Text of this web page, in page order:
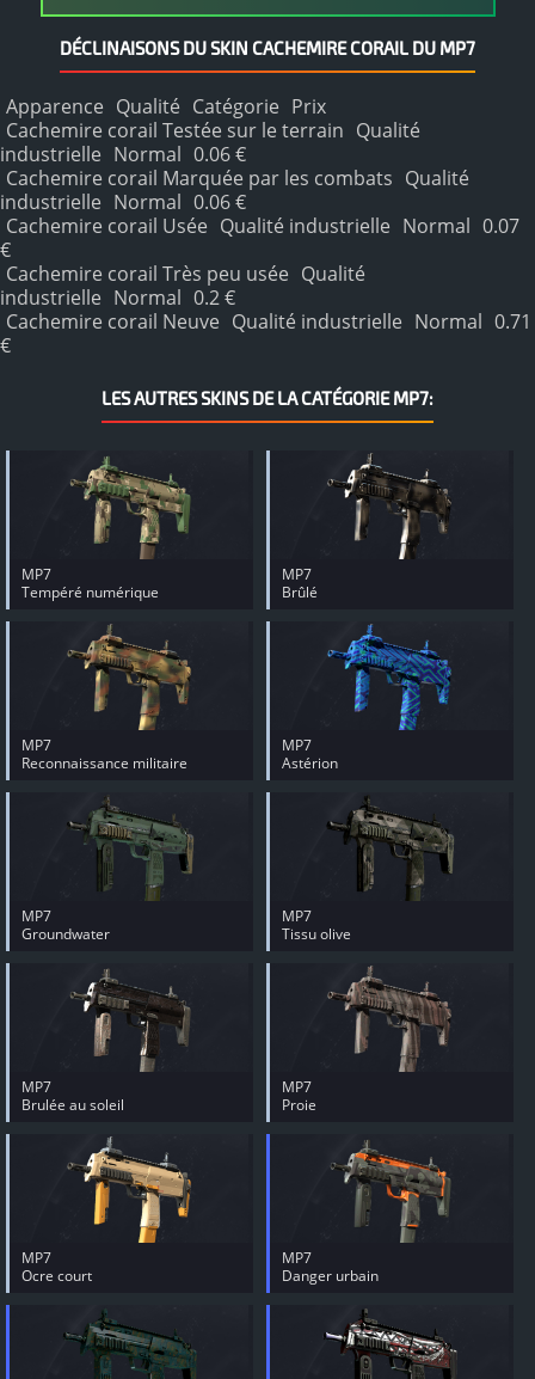
DÉCLINAISONS DU SKIN CACHEMIRE CORAIL DU MP7
Apparence Qualité Catégorie Prix
Cachemire corail Testée sur le terrain Qualité
industrielle Normal 0.06 €
Cachemire corail Marquée par les combats Qualité
industrielle Normal 0.06 €
Cachemire corail Usée Qualité industrielle Normal 0.07
€
Cachemire corail Très peu usée Qualité
industrielle Normal 0.2 €
Cachemire corail Neuve Qualité industrielle Normal 0.71
€
LES AUTRES SKINS DE LA CATÉGORIE MP7:
MP7
Tempéré numérique
MP7
Brûlé
MP7
Reconnaissance militaire
MP7
Astérion
MP7
Groundwater
MP7
Tissu olive
MP7
Brulée au soleil
MP7
Proie
MP7
Ocre court
MP7
Danger urbain